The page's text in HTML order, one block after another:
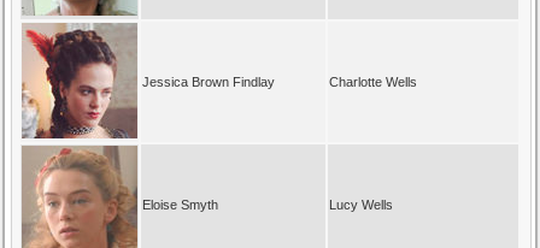
Jessica Brown Findlay Charlotte Wells
Eloise Smyth Lucy Wells